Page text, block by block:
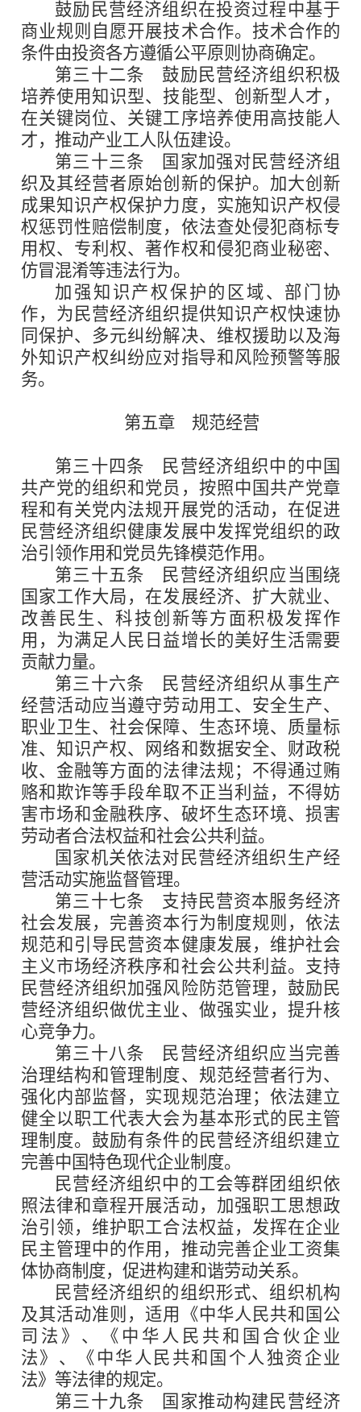
鼓励民营经济组织在投资过程中基于
商业规则自愿开展技术合作。技术合作的
条件由投资各方遵循公平原则协商确定。
第三十二条 鼓励民营经济组织积极
培养使用知识型、技能型、创新型人才，
在关键岗位、关键工序培养使用高技能人
才，推动产业工人队伍建设。
第三十三条 国家加强对民营经济组
织及其经营者原始创新的保护。加大创新
成果知识产权保护力度，实施知识产权侵
权惩罚性赔偿制度，依法查处侵犯商标专
用权、专利权、著作权和侵犯商业秘密、
仿冒混淆等违法行为。
加强知识产权保护的区域、部门协
作，为民营经济组织提供知识产权快速协
同保护、多元纠纷解决、维权援助以及海
外知识产权纠纷应对指导和风险预警等服
务。
第五章 规范经营
第三十四条 民营经济组织中的中国
共产党的组织和党员，按照中国共产党章
程和有关党内法规开展党的活动，在促进
民营经济组织健康发展中发挥党组织的政
治引领作用和党员先锋模范作用。
第三十五条 民营经济组织应当围绕
国家工作大局，在发展经济、扩大就业、
改善民生、科技创新等方面积极发挥作
用，为满足人民日益增长的美好生活需要
贡献力量。
第三十六条 民营经济组织从事生产
经营活动应当遵守劳动用工、安全生产、
职业卫生、社会保障、生态环境、质量标
准、知识产权、网络和数据安全、财政税
收、金融等方面的法律法规；不得通过贿
赂和欺诈等手段牟取不正当利益，不得妨
害市场和金融秩序、破坏生态环境、损害
劳动者合法权益和社会公共利益。
国家机关依法对民营经济组织生产经
营活动实施监督管理。
第三十七条 支持民营资本服务经济
社会发展，完善资本行为制度规则，依法
规范和引导民营资本健康发展，维护社会
主义市场经济秩序和社会公共利益。支持
民营经济组织加强风险防范管理，鼓励民
营经济组织做优主业、做强实业，提升核
心竞争力。
第三十八条 民营经济组织应当完善
治理结构和管理制度、规范经营者行为、
强化内部监督，实现规范治理；依法建立
健全以职工代表大会为基本形式的民主管
理制度。鼓励有条件的民营经济组织建立
完善中国特色现代企业制度。
民营经济组织中的工会等群团组织依
照法律和章程开展活动，加强职工思想政
治引领，维护职工合法权益，发挥在企业
民主管理中的作用，推动完善企业工资集
体协商制度，促进构建和谐劳动关系。
民营经济组织的组织形式、组织机构
及其活动准则，适用《中华人民共和国公
司法》、《中华人民共和国合伙企业
法》、《中华人民共和国个人独资企业
法》等法律的规定。
第三十九条 国家推动构建民营经济